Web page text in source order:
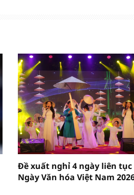
Đề xuất nghỉ 4 ngày liên tục
Ngày Văn hóa Việt Nam